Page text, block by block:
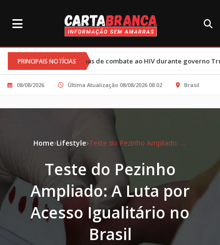
PRINCIPAIS NOTÍCIAS
de combate ao HIV durante governo Trump afetam 77 mil
08/08/2026 Última Atualização 08/08/2026 08:02 Brasil
Home Lifestyle Teste do Pezinho Ampliado: A Luta por Acesso Igualitário no Brasil
Teste do Pezinho
Ampliado: A Luta por
Acesso Igualitário no
Brasil